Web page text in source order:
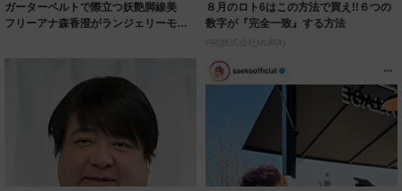
ガーターベルトで際立つ妖艶脚線美
フリーアナ森香澄がランジェリーモデ
８月のロト6はこの方法で買え!!６つの
数字が『完全一致』する方法
PR(株式会社MURA)